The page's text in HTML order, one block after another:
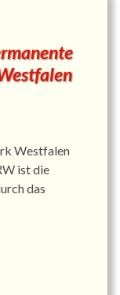
Westfalen
ist die
das